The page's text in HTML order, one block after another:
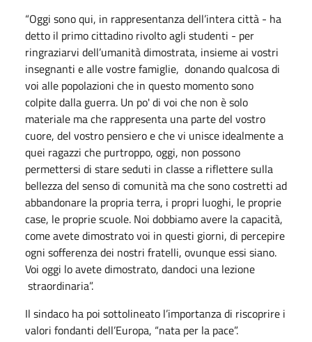
“Oggi sono qui, in rappresentanza dell’intera città - ha
detto il primo cittadino rivolto agli studenti - per
ringraziarvi dell’umanità dimostrata, insieme ai vostri
insegnanti e alle vostre famiglie, donando qualcosa di
voi alle popolazioni che in questo momento sono
colpite dalla guerra. Un po' di voi che non è solo
materiale ma che rappresenta una parte del vostro
cuore, del vostro pensiero e che vi unisce idealmente a
quei ragazzi che purtroppo, oggi, non possono
permettersi di stare seduti in classe a riflettere sulla
bellezza del senso di comunità ma che sono costretti ad
abbandonare la propria terra, i propri luoghi, le proprie
case, le proprie scuole. Noi dobbiamo avere la capacità,
come avete dimostrato voi in questi giorni, di percepire
ogni sofferenza dei nostri fratelli, ovunque essi siano.
Voi oggi lo avete dimostrato, dandoci una lezione
straordinaria”.
Il sindaco ha poi sottolineato l’importanza di riscoprire i
valori fondanti dell’Europa, “nata per la pace”.